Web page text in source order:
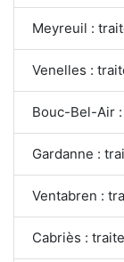
Meyreuil :
Venelles :
Bouc-Bel-Air
Gardanne :
Ventabren :
Cabriès :